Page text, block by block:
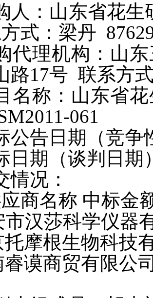
人：山东省花
式：梁丹
代理机构：山
路17号 联系方
名称：山东省
061
公告日期（竞
日期（谈判日期
情况：
商名称 中标金
汉莎科学仪器
摩根生物科技
谟商贸有限公